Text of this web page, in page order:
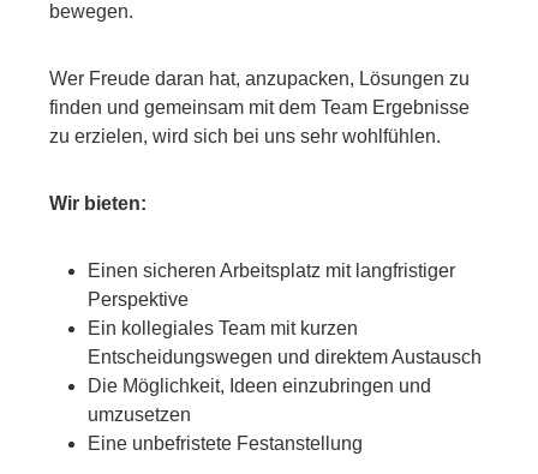
bewegen.
Wer Freude daran hat, anzupacken, Lösungen zu
finden und gemeinsam mit dem Team Ergebnisse
zu erzielen, wird sich bei uns sehr wohlfühlen.
Wir bieten:
Einen sicheren Arbeitsplatz mit langfristiger
Perspektive
Ein kollegiales Team mit kurzen
Entscheidungswegen und direktem Austausch
Die Möglichkeit, Ideen einzubringen und
umzusetzen
Eine unbefristete Festanstellung